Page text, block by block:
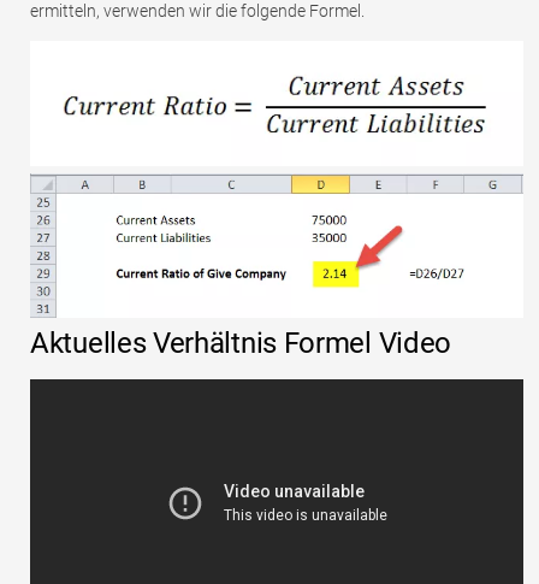
ermitteln, verwenden wir die folgende Formel.
Aktuelles Verhältnis Formel Video